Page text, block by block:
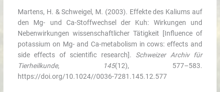
Martens, H. & Schweigel, M. (2003). Effekte des Kaliums auf
den Mg- und Ca-Stoffwechsel der Kuh: Wirkungen und
Nebenwirkungen wissenschaftlicher Tätigkeit [Influence of
potassium on Mg- and Ca-metabolism in cows: effects and
side effects of scientific research]. Schweizer Archiv für
Tierheilkunde, 145(12), 577–583.
https://doi.org/10.1024//0036-7281.145.12.577